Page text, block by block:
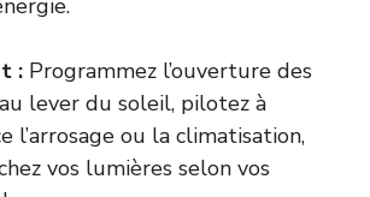
: Programmez l’ouverture des
lever du soleil, pilotez à
l’arrosage ou la climatisation,
vos lumières selon vos